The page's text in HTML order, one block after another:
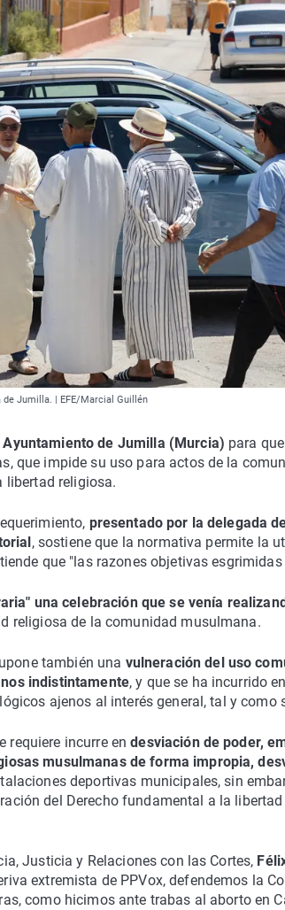
Jumilla. | EFE/Marcial Guillén
Ayuntamiento de Jumilla (Murcia) para
que impide su uso para actos de la
libertad religiosa.
presentado por la delegada
, sostiene que la normativa permite la
que "las razones objetivas esgrimidas
una celebración que se venía
religiosa de la comunidad musulmana.
también una vulneración del uso
indistintamente, y que se ha incurrido
ajenos al interés general, tal y como
requiere incurre endesviación de poder,
musulmanas de forma impropia,
deportivas municipales, sin
del Derecho fundamental a la libertad
Justicia y Relaciones con las Cortes,
extremista de PPVox, defendemos la
como hicimos ante trabas al aborto en